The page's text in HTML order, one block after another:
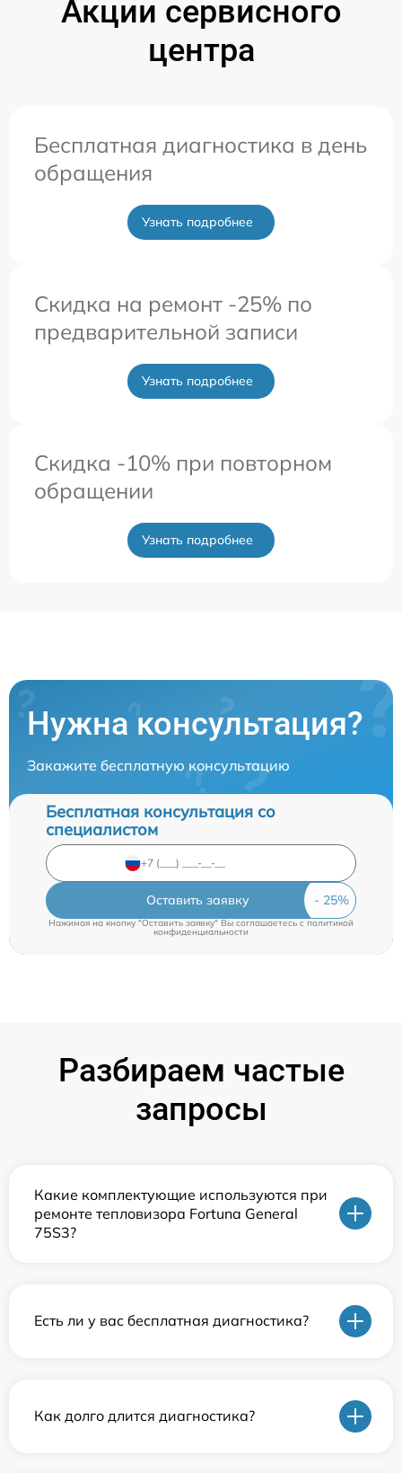
Акции сервисного
центра
Бесплатная диагностика в день
обращения
Узнать подробнее
Скидка на ремонт -25% по
предварительной записи
Узнать подробнее
Скидка -10% при повторном
обращении
Узнать подробнее
Нужна консультация?
Закажите бесплатную консультацию
Бесплатная консультация со
специалистом
Оставить заявку
Нажимая на кнопку "Оставить заявку" Вы соглашаетесь cполитикой
конфиденциальности
Разбираем частые
запросы
Какие комплектующие используются при
ремонте тепловизора Fortuna General
75S3?
Есть ли у вас бесплатная диагностика?
Как долго длится диагностика?